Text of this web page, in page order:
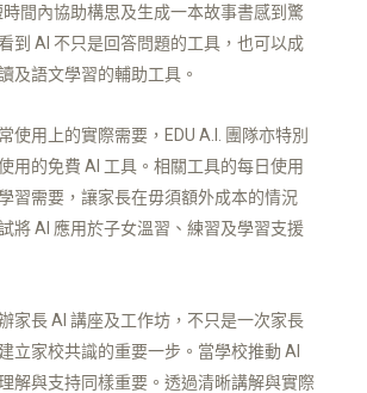
時間內協助構思及生成一本故事書感到驚
到 AI 不只是回答問題的工具，也可以成
及語文學習的輔助工具。
使用上的實際需要，EDU A.I. 團隊亦特別
用的免費 AI 工具。相關工具的每日使用
習需要，讓家長在毋須額外成本的情況
將 AI 應用於子女溫習、練習及學習支援
家長 AI 講座及工作坊，不只是一次家長
立家校共識的重要一步。當學校推動 AI
解與支持同樣重要。透過清晰講解與實際